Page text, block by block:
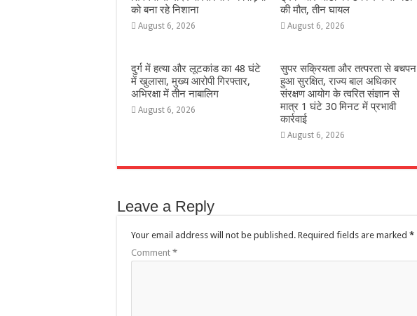
को बना रहे निशाना
August 6, 2026
की मौत, तीन घायल
August 6, 2026
दुर्ग में हत्या और लूटकांड का 48 घंटे
में खुलासा, मुख्य आरोपी गिरफ्तार,
अभिरक्षा में तीन नाबालिग
August 6, 2026
सुपर सक्रियता और तत्परता से बचपन
हुआ सुरक्षित, राज्य बाल अधिकार
संरक्षण आयोग के त्वरित संज्ञान से
मात्र 1 घंटे 30 मिनट में प्रभावी
कार्रवाई
August 6, 2026
Leave a Reply
Your email address will not be published. Required fields are marked *
Comment *